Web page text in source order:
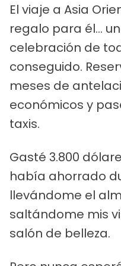
El viaje a Asia
regalo para él...
celebración de
conseguido.
meses de
económicos y
taxis.
Gasté 3.800
había ahorrado
llevándome el
saltándome mis
salón de belleza.